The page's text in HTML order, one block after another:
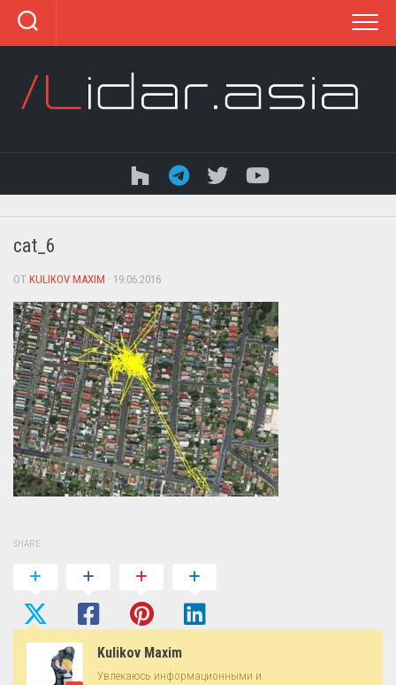
Перейти
содержанию
cat_6
ОТ KULIKOV MAXIM · 19.06.2016
SHARE
Kulikov Maxim
Увлекаюсь информационными и